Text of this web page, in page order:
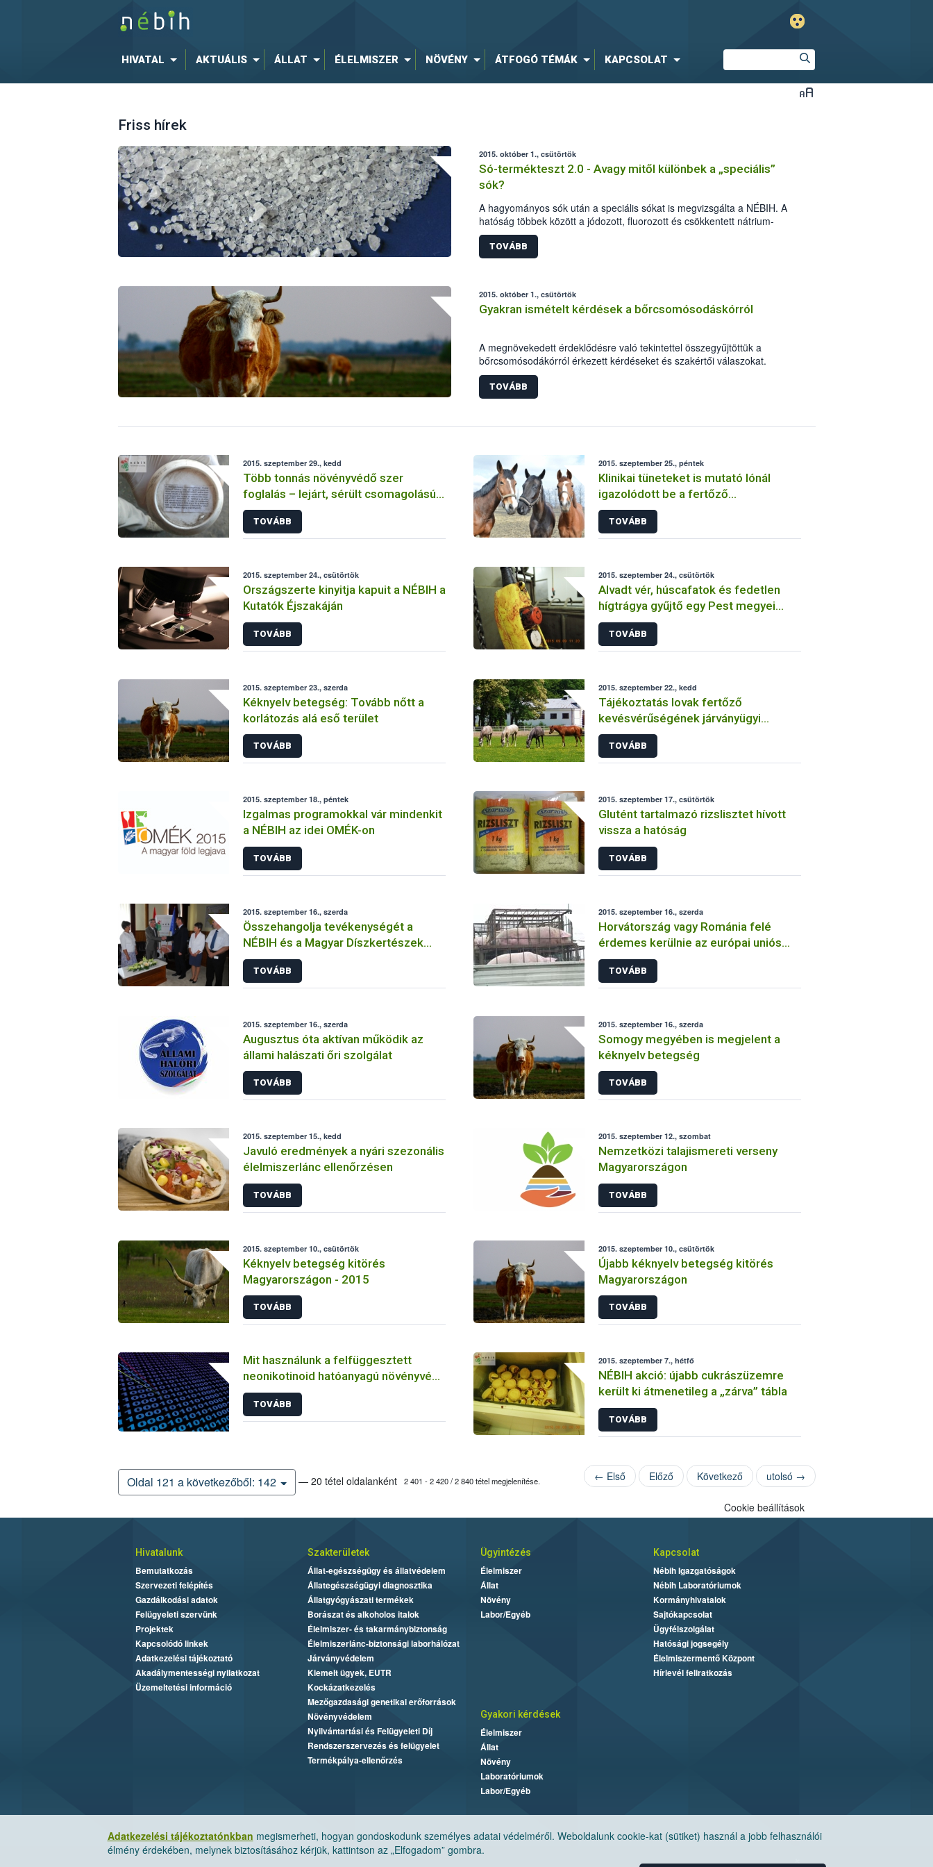
HIVATAL AKTUÁLIS ÁLLAT ÉLELMISZER NÖVÉNY ÁTFOGÓ TÉMÁK KAPCSOLAT
Friss hírek
2015. október 1., csütörtök
Só-termékteszt 2.0 - Avagy mitől különbek a „speciális”
sók?
A hagyományos sók után a speciális sókat is megvizsgálta a NÉBIH. A
hatóság többek között a jódozott, fluorozott és csökkentett nátrium-
tartalmú termékeket vizsgálta elsősorban laboratóriumi és érzékszervi
paraméterek, jelölési előírások alapján. A vizsgálat eredményeként 45
termékből 40-nél indult hatósági eljárás: 32 esetben figyelmeztetésben
kereskedelmi forgalomból is ki kellett vonni.
TOVÁBB
2015. október 1., csütörtök
Gyakran ismételt kérdések a bőrcsomósodáskórról
A megnövekedett érdeklődésre való tekintettel összegyűjtöttük a
bőrcsomósodákórról érkezett kérdéseket és szakértői válaszokat.
TOVÁBB
2015. szeptember 29., kedd
Több tonnás növényvédő szer
foglalás – lejárt, sérült csomagolású
és engedély nélküli termékek is
akadtak
TOVÁBB
2015. szeptember 25., péntek
Klinikai tüneteket is mutató lónál
igazolódott be a fertőző
kevésvérűség
TOVÁBB
2015. szeptember 24., csütörtök
Országszerte kinyitja kapuit a NÉBIH a
Kutatók Éjszakáján
TOVÁBB
2015. szeptember 24., csütörtök
Alvadt vér, húscafatok és fedetlen
hígtrágya gyűjtő egy Pest megyei
vágóhídon
TOVÁBB
2015. szeptember 23., szerda
Kéknyelv betegség: Tovább nőtt a
korlátozás alá eső terület
TOVÁBB
2015. szeptember 22., kedd
Tájékoztatás lovak fertőző
kevésvérűségének járványügyi
helyzetéről 3. – 2015. szeptember
TOVÁBB
2015. szeptember 18., péntek
Izgalmas programokkal vár mindenkit
a NÉBIH az idei OMÉK-on
TOVÁBB
2015. szeptember 17., csütörtök
Glutént tartalmazó rizslisztet hívott
vissza a hatóság
TOVÁBB
2015. szeptember 16., szerda
Összehangolja tevékenységét a
NÉBIH és a Magyar Díszkertészek
Szövetsége
TOVÁBB
2015. szeptember 16., szerda
Horvátország vagy Románia felé
érdemes kerülnie az európai uniós
határon be- és kilépő
szállítmányoknak
TOVÁBB
2015. szeptember 16., szerda
Augusztus óta aktívan működik az
állami halászati őri szolgálat
TOVÁBB
2015. szeptember 16., szerda
Somogy megyében is megjelent a
kéknyelv betegség
TOVÁBB
2015. szeptember 15., kedd
Javuló eredmények a nyári szezonális
élelmiszerlánc ellenőrzésen
TOVÁBB
2015. szeptember 12., szombat
Nemzetközi talajismereti verseny
Magyarországon
TOVÁBB
2015. szeptember 10., csütörtök
Kéknyelv betegség kitörés
Magyarországon - 2015
TOVÁBB
2015. szeptember 10., csütörtök
Újabb kéknyelv betegség kitörés
Magyarországon
TOVÁBB
Mit használunk a felfüggesztett
neonikotinoid hatóanyagú növényvédő
szerek helyett?
TOVÁBB
2015. szeptember 7., hétfő
NÉBIH akció: újabb cukrászüzemre
került ki átmenetileg a „zárva” tábla
TOVÁBB
Oldal 121 a következőből: 142 — 20 tétel oldalanként 2 401 - 2 420 / 2 840 tétel megjelenítése. ← Első Előző Következő utolsó →
Adatkezelési tájékoztatónkban megismerheti, hogyan gondoskodunk személyes adatai védelméről. Weboldalunk cookie-kat (sütiket) használ a jobb felhasználói
élmény érdekében, melynek biztosításához kérjük, kattintson az „Elfogadom” gombra.
Cookie beállítások
Hivatalunk
Bemutatkozás
Szervezeti felépítés
Gazdálkodási adatok
Felügyeleti szervünk
Projektek
Kapcsolódó linkek
Adatkezelési tájékoztató
Akadálymentességi nyilatkozat
Üzemeltetési információ
Szakterületek
Állat-egészségügy és állatvédelem
Állategészségügyi diagnosztika
Állatgyógyászati termékek
Borászat és alkoholos italok
Élelmiszer- és takarmánybiztonság
Élelmiszerlánc-biztonsági laborhálózat
Járványvédelem
Kiemelt ügyek, EUTR
Kockázatkezelés
Mezőgazdasági genetikai erőforrások
Növényvédelem
Nyilvántartási és Felügyeleti Díj
Rendszerszervezés és felügyelet
Termékpálya-ellenőrzés
Ügyintézés
Élelmiszer
Állat
Növény
Labor/Egyéb
Kapcsolat
Nébih Igazgatóságok
Nébih Laboratóriumok
Kormányhivatalok
Sajtókapcsolat
Ügyfélszolgálat
Hatósági jogsegély
Élelmiszermentő Központ
Hírlevél feliratkozás
Gyakori kérdések
Élelmiszer
Állat
Növény
Laboratóriumok
Labor/Egyéb